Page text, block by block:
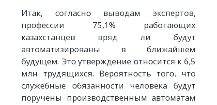
Итак, согласно выводам экспертов,
профессии 75,1% работающих
казахстанцев вряд ли будут
автоматизированы в ближайшем
будущем. Это утверждение относится к 6,5
млн трудящихся. Вероятность того, что
служебные обязанности человека будут
поручены производственным автоматам